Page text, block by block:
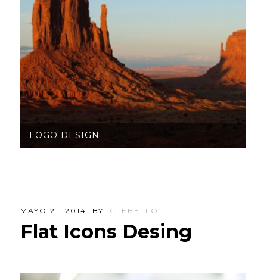
LOGO DESIGN
MAYO 21, 2014 BY CFEBELLO
Flat Icons Desing